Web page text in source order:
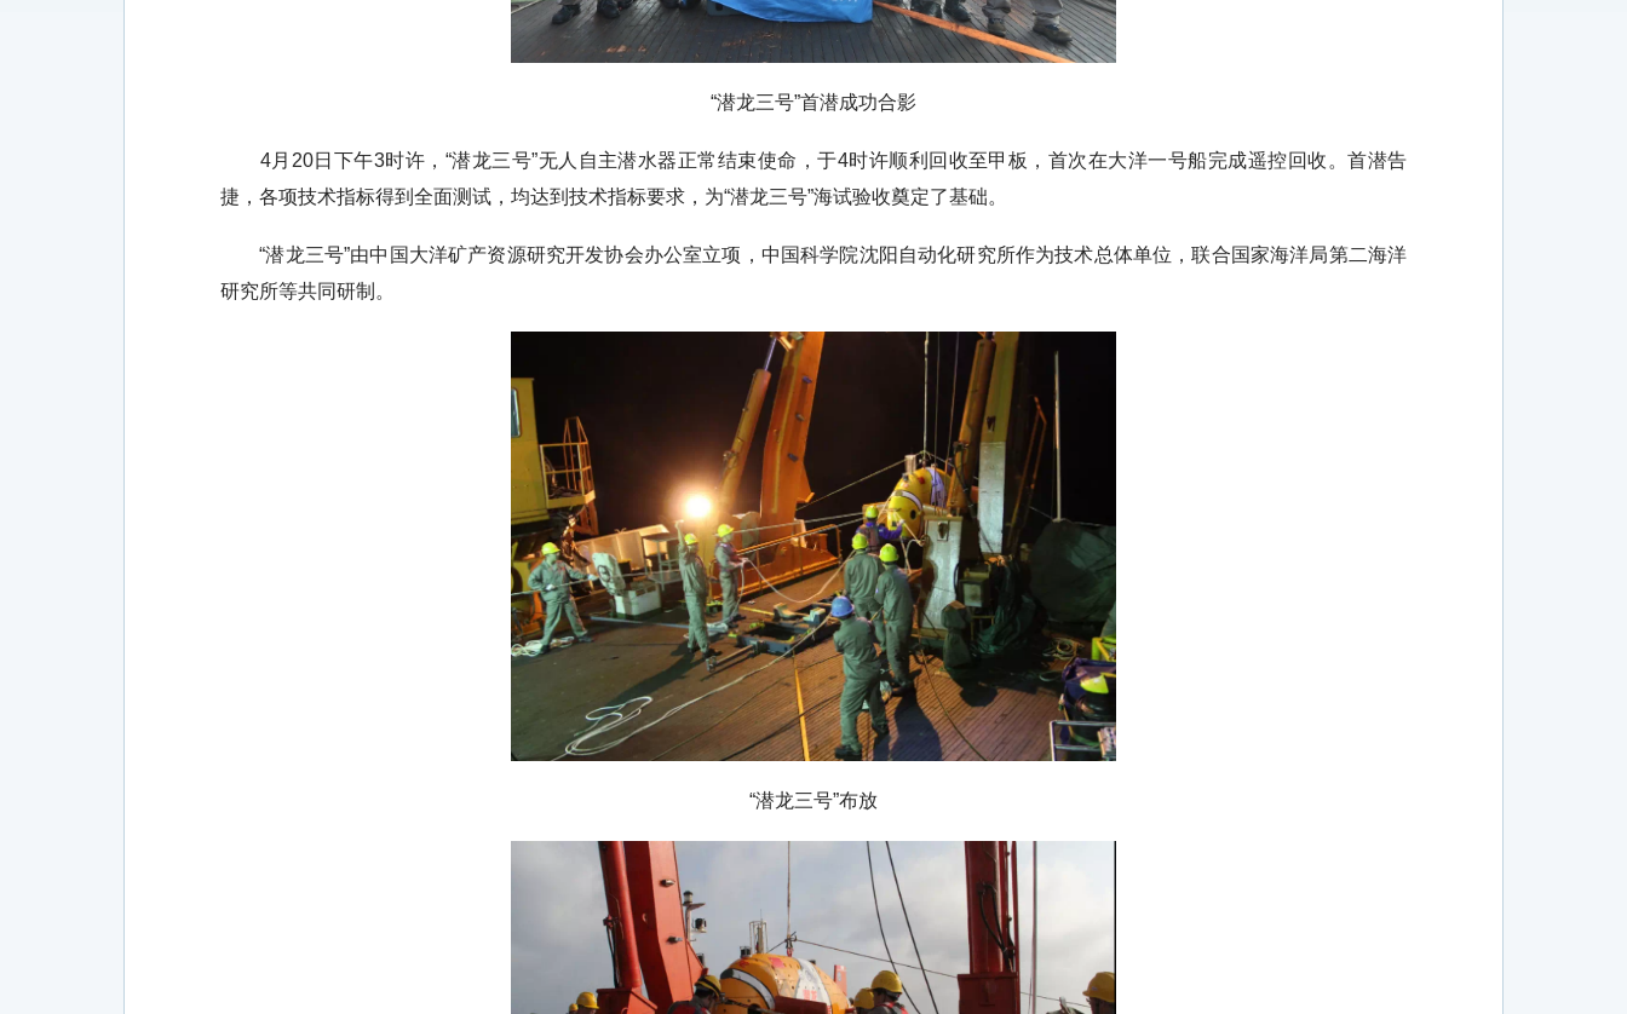
“潜龙三号”首潜成功合影
4月20日下午3时许，“潜龙三号”无人自主潜水器正常结束使命，于4时许顺利回收至甲板，首次在大洋一号船完成遥控回收。首潜告
捷，各项技术指标得到全面测试，均达到技术指标要求，为“潜龙三号”海试验收奠定了基础。
“潜龙三号”由中国大洋矿产资源研究开发协会办公室立项，中国科学院沈阳自动化研究所作为技术总体单位，联合国家海洋局第二海洋
研究所等共同研制。
“潜龙三号”布放